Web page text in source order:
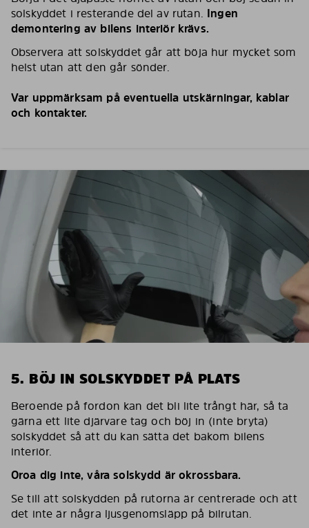
solskyddet i resterande del av rutan. Ingen
demontering av bilens interiör krävs.
Observera att solskyddet går att böja hur mycket som
helst utan att den går sönder.
Var uppmärksam på eventuella utskärningar, kablar
och kontakter.
5. BÖJ IN SOLSKYDDET PÅ PLATS
Beroende på fordon kan det bli lite trångt här, så ta
gärna ett lite djärvare tag och böj in (inte bryta)
solskyddet så att du kan sätta det bakom bilens
interiör.
Oroa dig inte, våra solskydd är okrossbara.
Se till att solskydden på rutorna är centrerade och att
det inte är några ljusgenomsläpp på bilrutan.